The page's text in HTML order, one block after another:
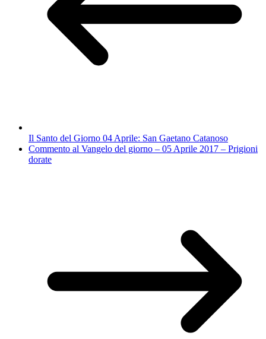
Il Santo del Giorno 04 Aprile: San Gaetano Catanoso
Commento al Vangelo del giorno – 05 Aprile 2017 – Prigioni
dorate